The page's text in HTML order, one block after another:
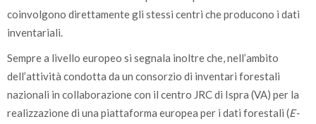
coinvolgono direttamente gli stessi centri che producono i dati
inventariali.
Sempre a livello europeo si segnala inoltre che, nell’ambito
dell’attività condotta da un consorzio di inventari forestali
nazionali in collaborazione con il centro JRC di Ispra (VA) per la
realizzazione di una piattaforma europea per i dati forestali (E-